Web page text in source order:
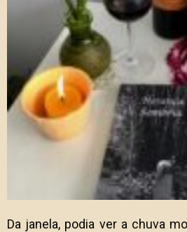
Da janela, podia ver a chuva